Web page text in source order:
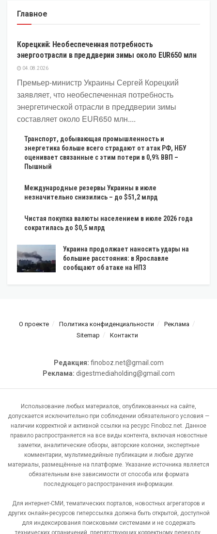
Главное
ЭКОНОМИКА
Корецкий: Необеспеченная потребность
энергоотрасли в преддверии зимы около EUR650 млн
04.08.2026
Премьер-министр Украины Сергей Корецкий
заявляет, что необеспеченная потребность
энергетической отрасли в преддверии зимы
составляет около EUR650 млн....
Транспорт, добывающая промышленность и
энергетика больше всего страдают от атак РФ, НБУ
оценивает связанные с этим потери в 0,9% ВВП –
Пышный
Международные резервы Украины в июле
незначительно снизились – до $51,2 млрд
Чистая покупка валюты населением в июле 2026 года
сократилась до $0,5 млрд
Украина продолжает наносить удары на
большие расстояния: в Ярославле
сообщают об атаке на НПЗ
О проекте Политика конфиденциальности
Реклама
Sitemap
Контакти
Редакция: finoboz.net@gmail.com
Реклама: digestmediaholding@gmail.com
Использование любых материалов, опубликованных на сайте,
допускается исключительно при соблюдении обязательного условия —
наличии корректной и активной ссылки на ресурс Finoboz.net. Данное
правило распространяется на все виды контента, включая новостные
заметки, аналитические обзоры, авторские колонки, экспертные
комментарии, мультимедийные публикации и любые другие
материалы, размещённые на платформе. Указание источника является
обязательным вне зависимости от способа или формата
последующего распространения информации.
Для интернет-СМИ, тематических порталов, новостных агрегаторов и
других онлайн-ресурсов гиперссылка должна быть открытой, доступной
для индексирования поисковыми системами и не содержать
технических ограничений, препятствующих корректному переходу.